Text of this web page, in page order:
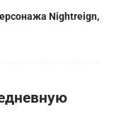
Nightreign